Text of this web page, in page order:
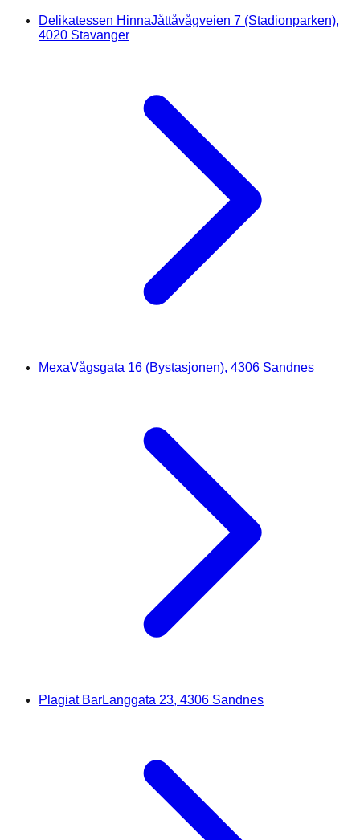
Delikatessen HinnaJåttåvågveien 7 (Stadionparken),
4020 Stavanger
MexaVågsgata 16 (Bystasjonen), 4306 Sandnes
Plagiat BarLanggata 23, 4306 Sandnes